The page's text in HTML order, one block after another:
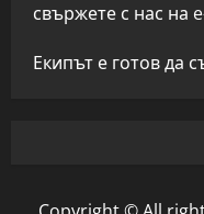
свържете с нас на
Екипът е готов да